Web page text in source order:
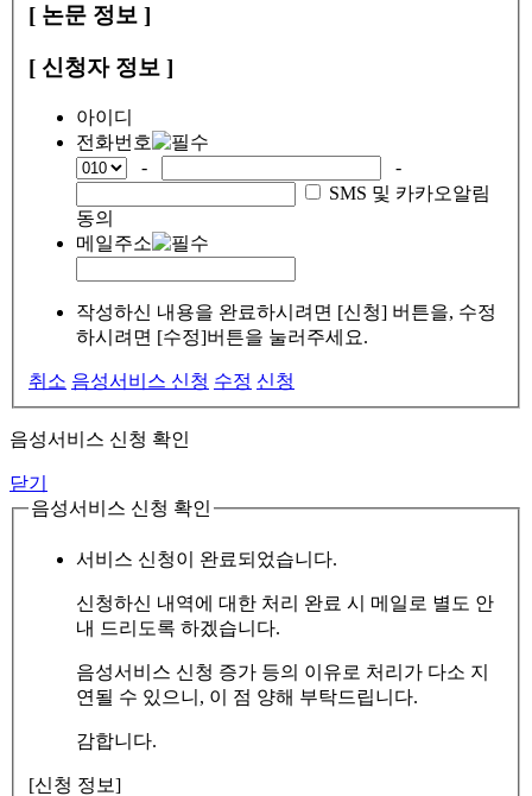
[ 논문 정보 ]
[ 신청자 정보 ]
아이디
전화번호
-
-
SMS 및 카카오알림
동의
메일주소
작성하신 내용을 완료하시려면 [신청] 버튼을, 수정
하시려면 [수정]버튼을 눌러주세요.
취소 음성서비스 신청 수정 신청
음성서비스 신청 확인
닫기
음성서비스 신청 확인
서비스 신청이 완료되었습니다.
신청하신 내역에 대한 처리 완료 시 메일로 별도 안
내 드리도록 하겠습니다.
음성서비스 신청 증가 등의 이유로 처리가 다소 지
연될 수 있으니, 이 점 양해 부탁드립니다.
감합니다.
[신청 정보]